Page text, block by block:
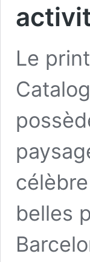
Le
belles